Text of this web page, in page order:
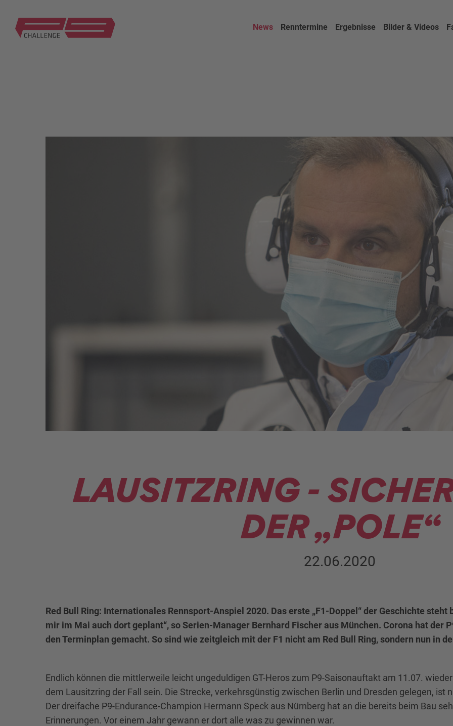
News Renntermine Ergebnisse Bilder & Videos
LAUSITZRING -
DER „POLE“
22.06.2020
Red Bull Ring: Internationales Rennsport-Anspiel 2020. Das erste „F1-Doppel“ der Geschichte
mir im Mai auch dort geplant“, so Serien-Manager Bernhard Fischer aus München. Corona hat der
den Terminplan gemacht. So sind wie zeitgleich mit der F1 nicht am Red Bull Ring, sondern nun in
Endlich können die mittlerweile leicht ungeduldigen GT-Heros zum P9-Saisonauftakt am 11.07.
dem Lausitzring der Fall sein. Die Strecke, verkehrsgünstig zwischen Berlin und Dresden gelegen, ist
Der dreifache P9-Endurance-Champion Hermann Speck aus Nürnberg hat an die bereits beim Bau
Erinnerungen. Vor einem Jahr gewann er dort alle was zu gewinnen war.